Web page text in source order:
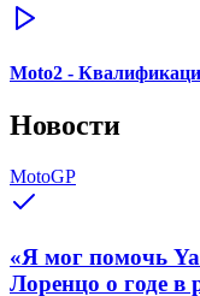
Moto2 -
Новости
MotoGP
«Я мог помочь
Лоренцо о годе в